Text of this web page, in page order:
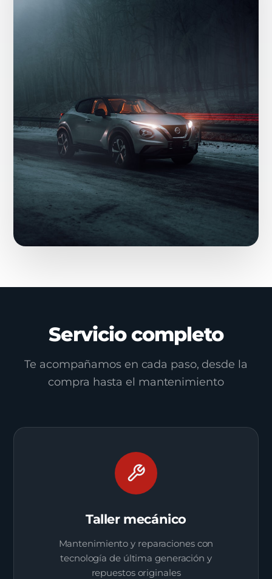
Servicio completo
Te acompañamos en cada paso, desde la
compra hasta el mantenimiento
Taller mecánico
Mantenimiento y reparaciones con
tecnología de última generación y
repuestos originales